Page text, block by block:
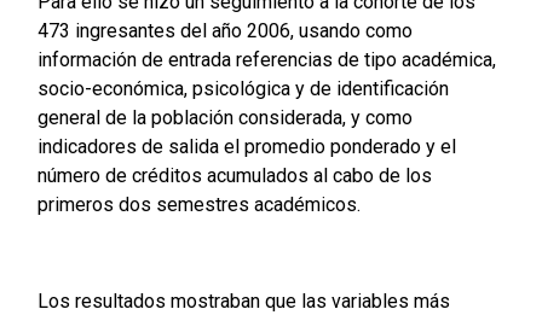
473 ingresantes del año 2006, usando como
información de entrada referencias de tipo académica,
socio-económica, psicológica y de identificación
general de la población considerada, y como
indicadores de salida el promedio ponderado y el
número de créditos acumulados al cabo de los
primeros dos semestres académicos.
Los resultados mostraban que las variables más